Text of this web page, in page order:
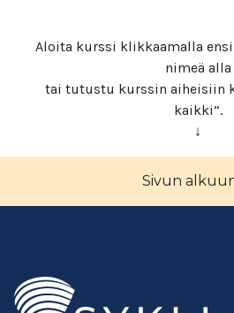
Aloita kurssi klikkaamalla
nimeä alla
tai tutustu kurssin aiheisiin
kaikki”.
↓
Sivun